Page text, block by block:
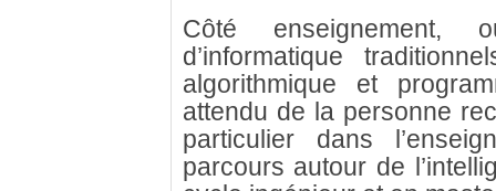
Côté enseignement,
d’informatique
algorithmique et
attendu de la personne
particulier dans
parcours autour de